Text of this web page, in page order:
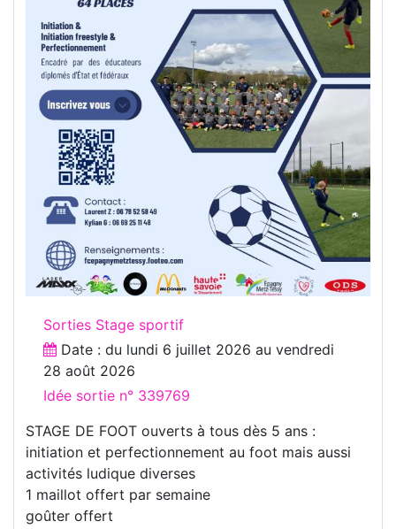
Sorties Stage sportif
Date : du lundi 6 juillet 2026 au vendredi
28 août 2026
Idée sortie n° 339769
STAGE DE FOOT ouverts à tous dès 5 ans :
initiation et perfectionnement au foot mais aussi
activités ludique diverses
1 maillot offert par semaine
goûter offert